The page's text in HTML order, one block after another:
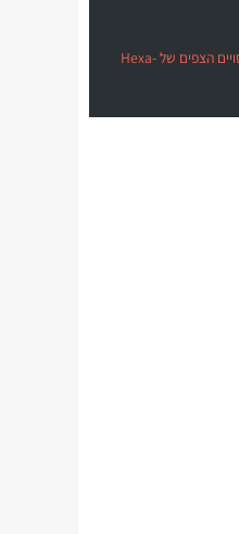
סיכום הניסוי ב'מקורות': בחינת הכיסויים הצפים של Hexa-